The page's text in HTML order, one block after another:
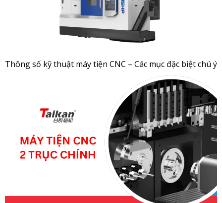
Thông số kỹ thuật máy tiện CNC – Các mục đặc biệt chú ý